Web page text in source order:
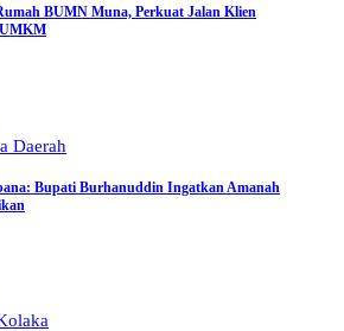
BUMN Muna, Perkuat Jalan Klien
Daerah
Bupati Burhanuddin Ingatkan Amanah